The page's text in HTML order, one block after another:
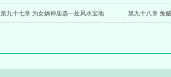
第九十七章 为女娲神庙选一处风水宝地